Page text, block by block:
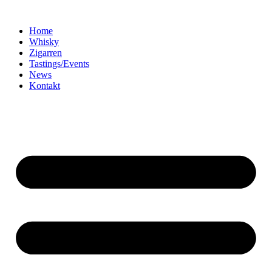
Home
Whisky
Zigarren
Tastings/Events
News
Kontakt